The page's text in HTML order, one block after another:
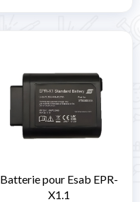
Batterie pour Esab EPR-
X1.1